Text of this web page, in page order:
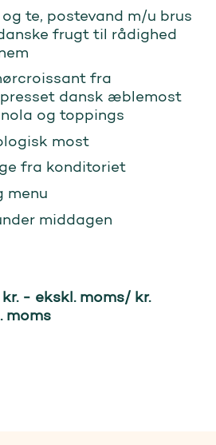
te, postevand m/u brus
frugt til rådighed
fra
dansk æblemost
og toppings
most
fra konditoriet
menu
middagen
kr. - ekskl. moms/ kr.
moms